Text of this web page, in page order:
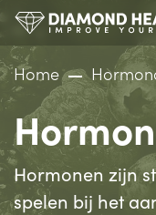
Home
Hormonen zijn
spelen bij het